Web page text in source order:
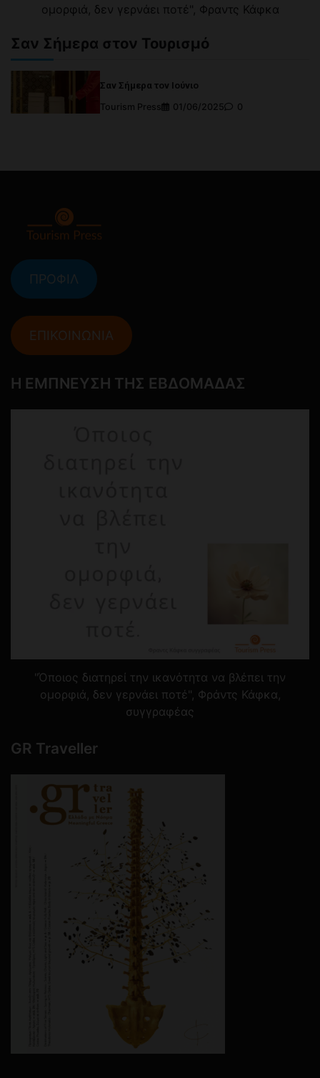
ομορφιά, δεν γερνάει ποτέ", Φραντς Κάφκα
Σαν Σήμερα στον Τουρισμό
Σαν Σήμερα τον Ιούνιο
Tourism Press
01/06/2025 0
ΠΡΟΦΙΛ
ΕΠΙΚΟΙΝΩΝΙΑ
Η ΕΜΠΝΕΥΣΗ ΤΗΣ ΕΒΔΟΜΑΔΑΣ
"Όποιος διατηρεί την ικανότητα να βλέπει την
ομορφιά, δεν γερνάει ποτέ", Φράντς Κάφκα,
συγγραφέας
GR Traveller